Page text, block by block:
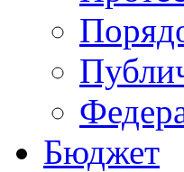
Бюджет